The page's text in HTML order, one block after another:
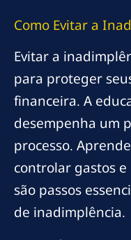
Como Evitar a
Evitar a
para proteger
financeira. A
desempenha um
processo.
controlar gastos
são passos
de inadimplência.